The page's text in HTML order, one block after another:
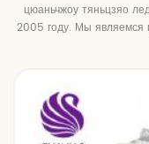
цюаньчжоу тяньцзяо
2005 году. Мы являемся